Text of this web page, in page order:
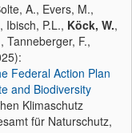
A., Evers, M.,
Ibisch, P.L., Köck, W.,
Tanneberger, F.,
Federal Action Plan
and Biodiversity
Klimaschutz
für Naturschutz,